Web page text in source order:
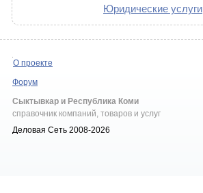
Юридические услуги
О проекте
Форум
Сыктывкар и Республика Коми
справочник компаний, товаров и услуг
Деловая Сеть 2008-2026